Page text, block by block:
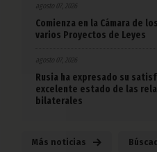
agosto 07, 2026
Comienza en la Cámara de
varios Proyectos de Leyes
agosto 07, 2026
Rusia ha expresado su
excelente estado de las
bilaterales
Más noticias